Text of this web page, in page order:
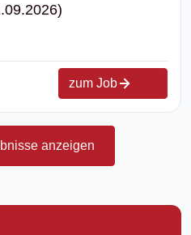
zum Job
anzeigen